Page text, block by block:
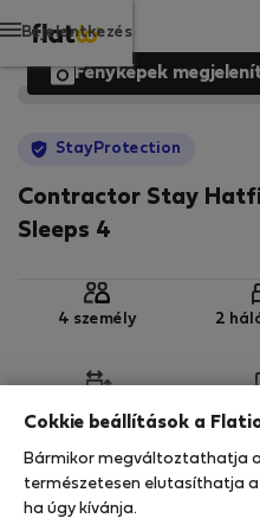
Bejelentkezés
Fényképek
StayProtection
Contractor Stay
Sleeps 4
4 személy 2
StayProtection
Az ebben az
Cokkie beállítások a
Bármikor megváltoztathatja
természetesen elutasíthatja
ha úgy kívánja.